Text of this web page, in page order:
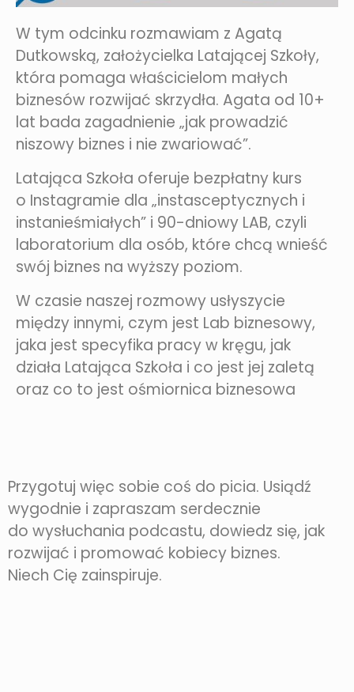
W tym odcinku rozmawiam z Agatą
Dutkowską, założycielka Latającej Szkoły,
która pomaga właścicielom małych
biznesów rozwijać skrzydła. Agata od 10+
lat bada zagadnienie „jak prowadzić
niszowy biznes i nie zwariować”.
Latająca Szkoła oferuje bezpłatny kurs
o Instagramie dla „instasceptycznych i
instanieśmiałych” i 90-dniowy LAB, czyli
laboratorium dla osób, które chcą wnieść
swój biznes na wyższy poziom.
W czasie naszej rozmowy usłyszycie
między innymi, czym jest Lab biznesowy,
jaka jest specyfika pracy w kręgu, jak
działa Latająca Szkoła i co jest jej zaletą
oraz co to jest ośmiornica biznesowa
Przygotuj więc sobie coś do picia. Usiądź
wygodnie i zapraszam serdecznie
do wysłuchania podcastu, dowiedz się, jak
rozwijać i promować kobiecy biznes.
Niech Cię zainspiruje.